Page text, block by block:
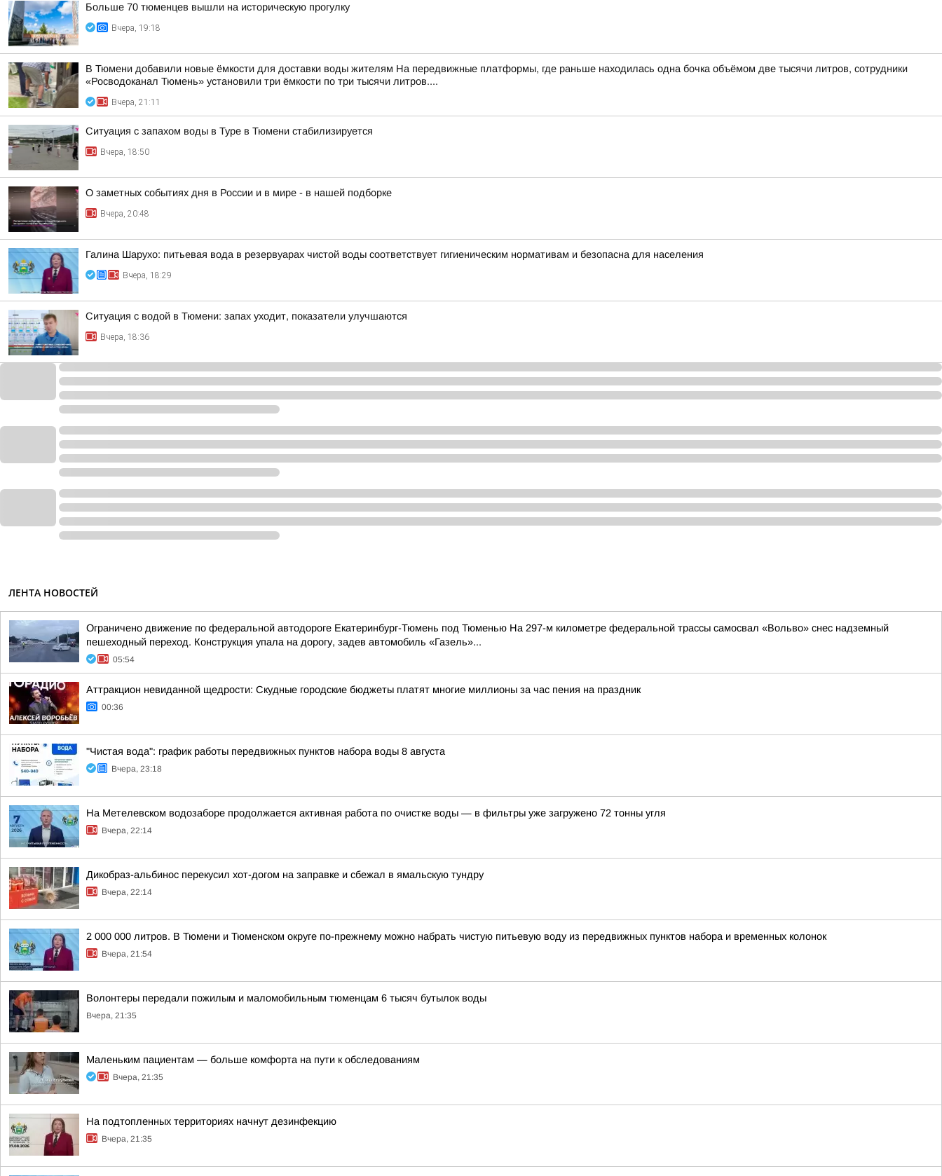
Больше 70 тюменцев вышли на историческую прогулку
Вчера, 19:18
В Тюмени добавили новые ёмкости для доставки воды жителям На передвижные платформы, где раньше находилась одна бочка объёмом две тысячи литров, сотрудники
«Росводоканал Тюмень» установили три ёмкости по три тысячи литров....
Вчера, 21:11
Ситуация с запахом воды в Туре в Тюмени стабилизируется
Вчера, 18:50
О заметных событиях дня в России и в мире - в нашей подборке
Вчера, 20:48
Галина Шарухо: питьевая вода в резервуарах чистой воды соответствует гигиеническим нормативам и безопасна для населения
Вчера, 18:29
Ситуация с водой в Тюмени: запах уходит, показатели улучшаются
Вчера, 18:36
ЛЕНТА НОВОСТЕЙ
Ограничено движение по федеральной автодороге Екатеринбург-Тюмень под Тюменью На 297-м километре федеральной трассы самосвал «Вольво» снес надземный
пешеходный переход. Конструкция упала на дорогу, задев автомобиль «Газель»...
05:54
Аттракцион невиданной щедрости: Скудные городские бюджеты платят многие миллионы за час пения на праздник
00:36
"Чистая вода": график работы передвижных пунктов набора воды 8 августа
Вчера, 23:18
На Метелевском водозаборе продолжается активная работа по очистке воды — в фильтры уже загружено 72 тонны угля
Вчера, 22:14
Дикобраз-альбинос перекусил хот-догом на заправке и сбежал в ямальскую тундру
Вчера, 22:14
2 000 000 литров. В Тюмени и Тюменском округе по-прежнему можно набрать чистую питьевую воду из передвижных пунктов набора и временных колонок
Вчера, 21:54
Волонтеры передали пожилым и маломобильным тюменцам 6 тысяч бутылок воды
Вчера, 21:35
Маленьким пациентам — больше комфорта на пути к обследованиям
Вчера, 21:35
На подтопленных территориях начнут дезинфекцию
Вчера, 21:35